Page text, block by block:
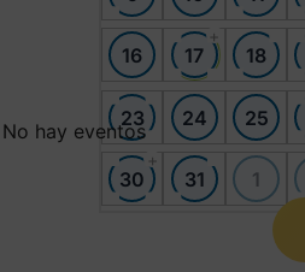
16 17
+
18
23 24 25
30
+
31 1
No hay eventos